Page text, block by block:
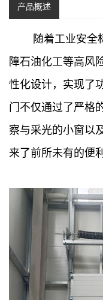
产品概述
随着工业安全标
障石油化工等高风
性化设计，实现了
门不仅通过了严格
察与采光的小窗以
来了前所未有的便